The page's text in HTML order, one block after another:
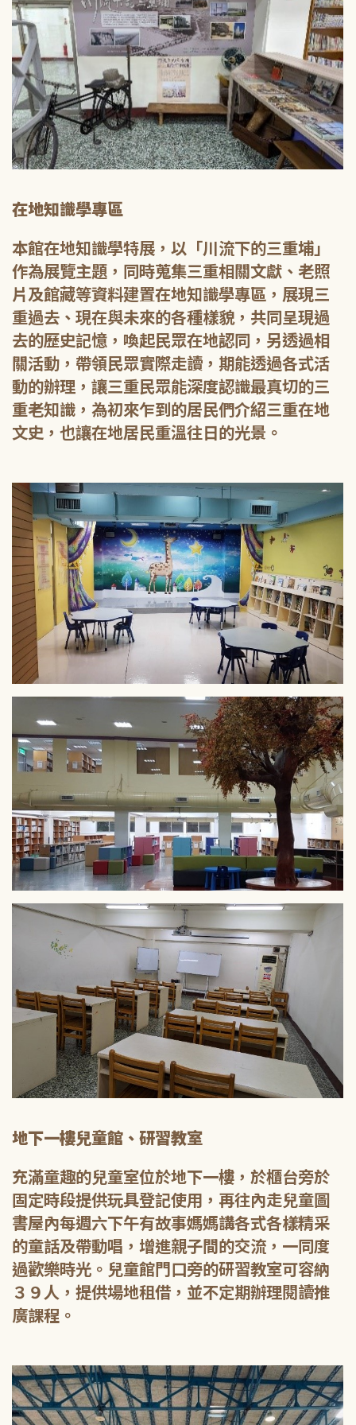
在地知識學專區
本館在地知識學特展，以「川流下的三重埔」
作為展覽主題，同時蒐集三重相關文獻、老照
片及館藏等資料建置在地知識學專區，展現三
重過去、現在與未來的各種樣貌，共同呈現過
去的歷史記憶，喚起民眾在地認同，另透過相
關活動，帶領民眾實際走讀，期能透過各式活
動的辦理，讓三重民眾能深度認識最真切的三
重老知識，為初來乍到的居民們介紹三重在地
文史，也讓在地居民重溫往日的光景。
地下一樓兒童館、研習教室
充滿童趣的兒童室位於地下一樓，於櫃台旁於
固定時段提供玩具登記使用，再往內走兒童圖
書屋內每週六下午有故事媽媽講各式各樣精采
的童話及帶動唱，增進親子間的交流，一同度
過歡樂時光。兒童館門口旁的研習教室可容納
３９人，提供場地租借，並不定期辦理閱讀推
廣課程。